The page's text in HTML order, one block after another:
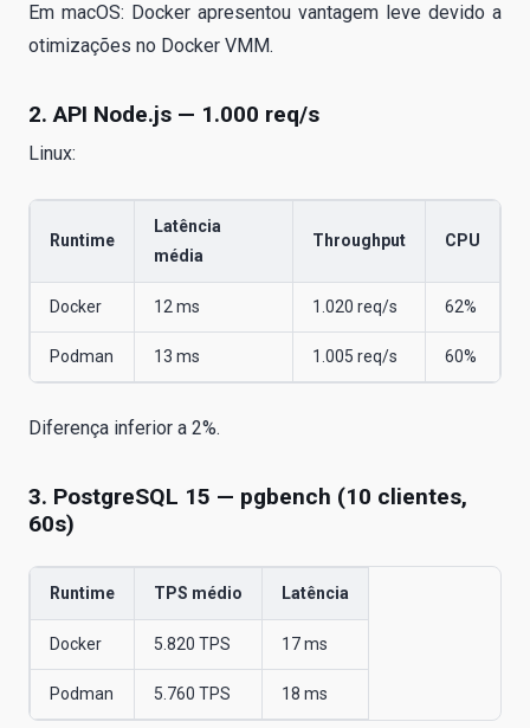
Em macOS: Docker apresentou vantagem leve devido a
otimizações no Docker VMM.
2. API Node.js — 1.000 req/s
Linux:
Runtime
Latência
média
Throughput CPU
Docker 12 ms 1.020 req/s 62%
Podman 13 ms 1.005 req/s 60%
Diferença inferior a 2%.
3. PostgreSQL 15 — pgbench (10 clientes,
60s)
Runtime TPS médio Latência
Docker 5.820 TPS 17 ms
Podman 5.760 TPS 18 ms